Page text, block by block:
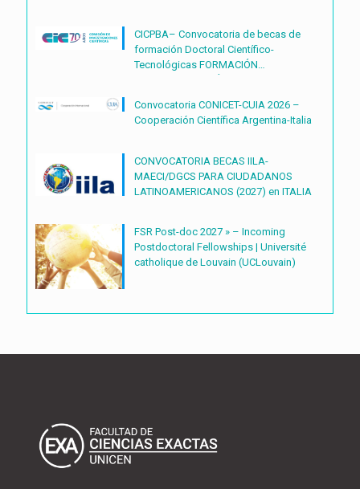
CICPBA– Convocatoria de becas de
formación Doctoral Científico-
Tecnológicas FORMACIÓN
Convocatoria CONICET-CUIA 2026 –
Cooperación Científica Argentina-Italia
CONVOCATORIA BECAS IILA-
MAECI/DGCS PARA CIUDADANOS
LATINOAMERICANOS (2027) en ITALIA
FSR Post-doc 2027 » – Incoming
Postdoctoral Fellowships | Université
catholique de Louvain (UCLouvain)